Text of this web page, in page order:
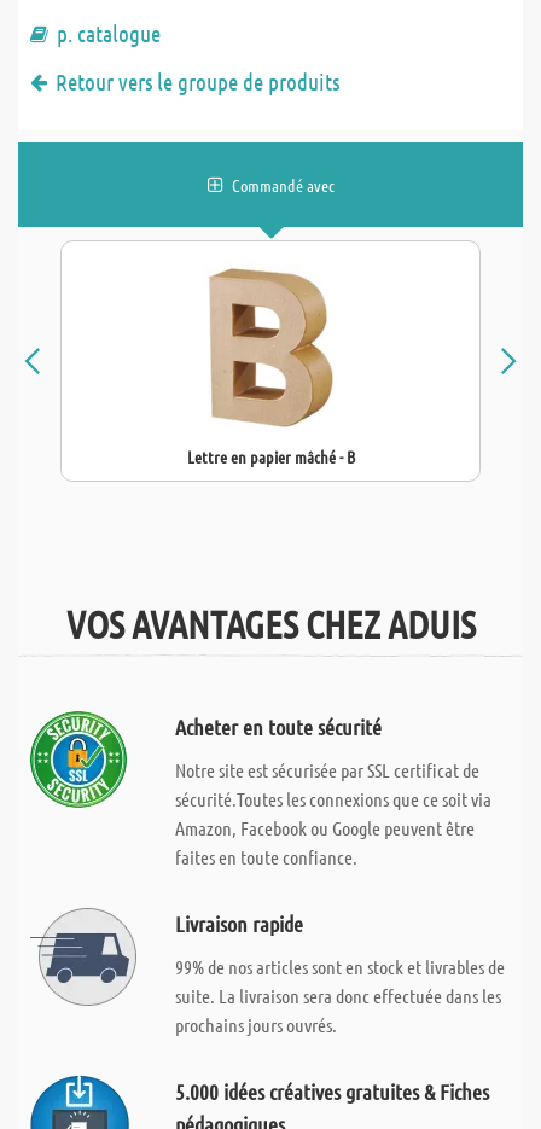
p. catalogue
Retour vers le groupe de produits
Commandé avec
Lettre en papier mâché - B
VOS AVANTAGES CHEZ ADUIS
Acheter en toute sécurité
Notre site est sécurisée par SSL certificat de
sécurité.Toutes les connexions que ce soit via
Amazon, Facebook ou Google peuvent être
faites en toute confiance.
Livraison rapide
99% de nos articles sont en stock et livrables de
suite. La livraison sera donc effectuée dans les
prochains jours ouvrés.
5.000 idées créatives gratuites & Fiches